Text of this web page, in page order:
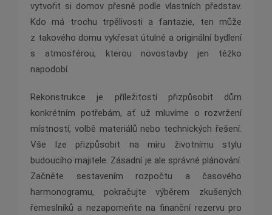
vytvořit si domov přesně podle vlastních představ.
Kdo má trochu trpělivosti a fantazie, ten může
z takového domu vykřesat útulné a originální bydlení
s atmosférou, kterou novostavby jen těžko
napodobí.
Rekonstrukce je příležitostí přizpůsobit dům
konkrétním potřebám, ať už mluvíme o rozvržení
místností, volbě materiálů nebo technických řešení.
Vše lze přizpůsobit na míru životnímu stylu
budoucího majitele. Zásadní je ale správné plánování.
Začněte sestavením rozpočtu a časového
harmonogramu, pokračujte výběrem zkušených
řemeslníků a nezapomeňte na finanční rezervu pro